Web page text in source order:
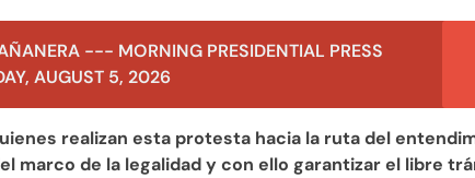
--- MORNING PRESIDENTIAL PRESS
AUGUST 5, 2026
realizan esta protesta hacia la ruta del
marco de la legalidad y con ello garantizar el libre